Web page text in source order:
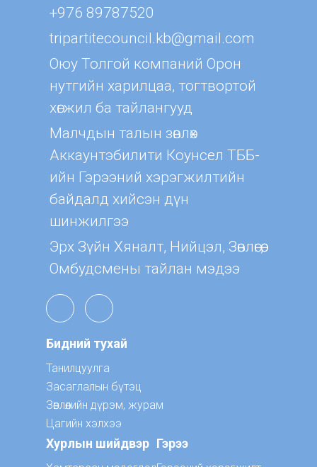
+976 89787520
tripartitecouncil.kb@gmail.com
Оюу Толгой компаний Орон
нутгийн харилцаа, тогтвортой
хөгжил ба тайлангууд
Малчдын талын зөвлөх
Aккаунтэбилити Коунсел ТББ-
ийн Гэрээний хэрэгжилтийн
байдалд хийсэн дүн
шинжилгээ
Эрх Зүйн Хяналт, Нийцэл, Зөвлөгөө,
Омбудсмены тайлан мэдээ
Бидний тухай
Танилцуулга
Засаглалын бүтэц
Зөвлөлийн дүрэм, журам
Цагийн хэлхээ
Хурлын шийдвэр Гэрээ